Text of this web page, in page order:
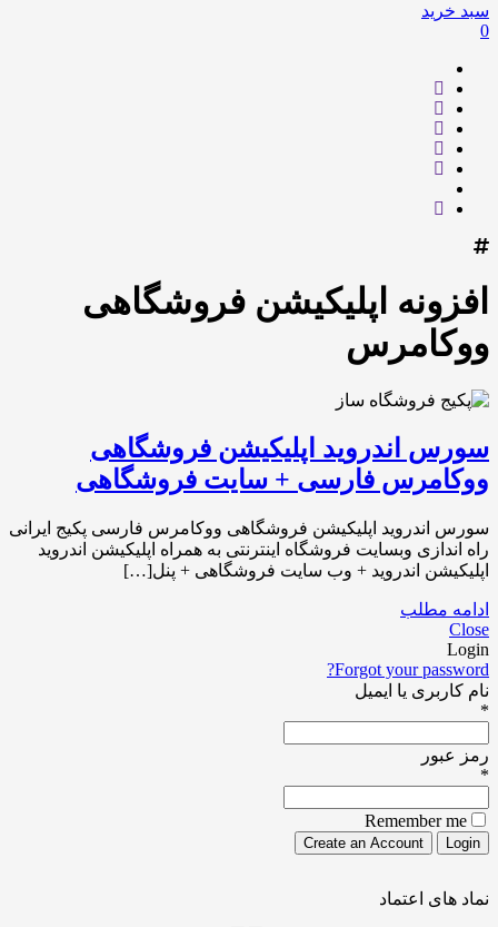
سبد خرید
0
افزونه اپلیکیشن فروشگاهی
ووکامرس
سورس اندروید اپلیکیشن فروشگاهی
ووکامرس فارسی + سایت فروشگاهی
سورس اندروید اپلیکیشن فروشگاهی ووکامرس فارسی پکیج ایرانی
راه اندازی وبسایت فروشگاه اینترنتی به همراه اپلیکیشن اندروید
اپلیکیشن اندروید + وب سایت فروشگاهی + پنل[…]
ادامه مطلب
Close
Login
Forgot your password?
نام کاربری یا ایمیل
*
رمز عبور
*
Remember me
نماد های اعتماد